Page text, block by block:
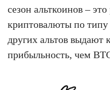
сезон альткоинов –
криптовалюты по типу
других альтов выдают
прибыльность, чем